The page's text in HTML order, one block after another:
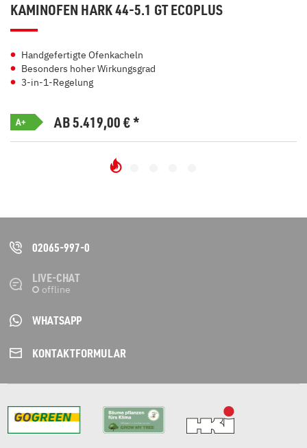
KAMINOFEN HARK 44-5.1 GT ECOPLUS
Handgefertigte Ofenkacheln
Besonders hoher Wirkungsgrad
3-in-1-Regelung
A+ AB 5.419,00€*
02065-997-0
LIVE-CHAT
WHATSAPP
KONTAKT­FORMULAR